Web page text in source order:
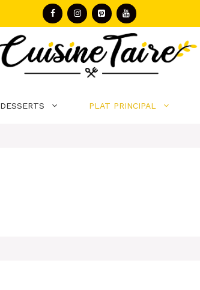
DESSERTS PLAT PRINCIPAL